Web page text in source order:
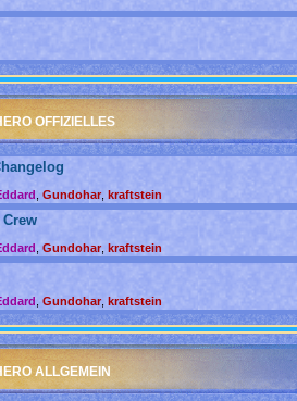
OFFIZIELLES
Gundohar, kraftstein
Crew
Gundohar, kraftstein
Gundohar, kraftstein
ALLGEMEIN